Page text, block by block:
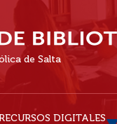
de Salta
RECURSOS DIGITALES